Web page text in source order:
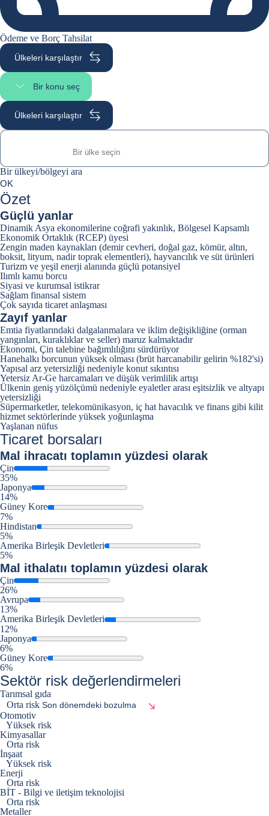
Ödeme ve Borç Tahsilat
Ülkeleri karşılaştır
Bir konu seç
Sayfa bölümünü seç
Ülkeleri karşılaştır
Bir ülkeyi/bölgeyi ara
0suggestions
Bir ülkeyi/bölgeyi ara
OK
Özet
Güçlü yanlar
Dinamik Asya ekonomilerine coğrafi yakınlık, Bölgesel Kapsamlı
Ekonomik Ortaklık (RCEP) üyesi
Zengin maden kaynakları (demir cevheri, doğal gaz, kömür, altın,
boksit, lityum, nadir toprak elementleri), hayvancılık ve süt ürünleri
Turizm ve yeşil enerji alanında güçlü potansiyel
Ilımlı kamu borcu
Siyasi ve kurumsal istikrar
Sağlam finansal sistem
Çok sayıda ticaret anlaşması
Zayıf yanlar
Emtia fiyatlarındaki dalgalanmalara ve iklim değişikliğine (orman
yangınları, kuraklıklar ve seller) maruz kalmaktadır
Ekonomi, Çin talebine bağımlılığını sürdürüyor
Hanehalkı borcunun yüksek olması (brüt harcanabilir gelirin %182'si)
Yapısal arz yetersizliği nedeniyle konut sıkıntısı
Yetersiz Ar-Ge harcamaları ve düşük verimlilik artışı
Ülkenin geniş yüzölçümü nedeniyle eyaletler arası eşitsizlik ve altyapı
yetersizliği
Süpermarketler, telekomünikasyon, iç hat havacılık ve finans gibi kilit
hizmet sektörlerinde yüksek yoğunlaşma
Yaşlanan nüfus
Ticaret borsaları
Mal ihracatı toplamın yüzdesi olarak
Çin
35%
Japonya
14%
Güney Kore
7%
Hindistan
5%
Amerika Birleşik Devletleri
5%
Mal ithalatıı toplamın yüzdesi olarak
Çin
26%
Avrupa
13%
Amerika Birleşik Devletleri
12%
Japonya
6%
Güney Kore
6%
Sektör risk değerlendirmeleri
Tarımsal gıda
Orta risk Son dönemdeki bozulma
Otomotiv
Yüksek risk
Kimyasallar
Orta risk
İnşaat
Yüksek risk
Enerji
Orta risk
BİT - Bilgi ve iletişim teknolojisi
Orta risk
Metaller